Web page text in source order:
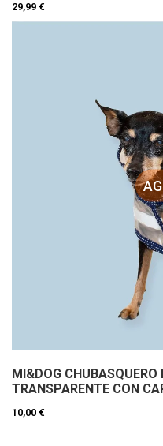
29,99 €
MI&DOG CHUBASQUERO
TRANSPARENTE CON
10,00 €